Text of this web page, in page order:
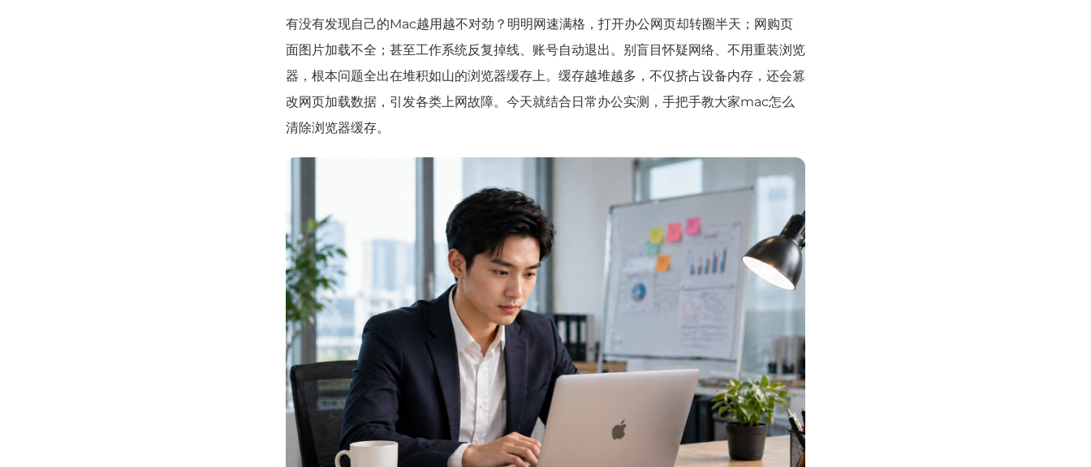
有没有发现自己的Mac越用越不对劲？明明网速满格，打开办公网页却转圈半天；网购页
面图片加载不全；甚至工作系统反复掉线、账号自动退出。别盲目怀疑网络、不用重装浏览
器，根本问题全出在堆积如山的浏览器缓存上。缓存越堆越多，不仅挤占设备内存，还会篡
改网页加载数据，引发各类上网故障。今天就结合日常办公实测，手把手教大家mac怎么
清除浏览器缓存。